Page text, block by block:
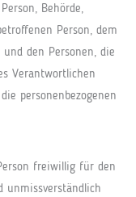
Behörde,
Person, dem
den Personen, die
Verantwortlichen
personenbezogenen
freiwillig für den
unmissverständlich